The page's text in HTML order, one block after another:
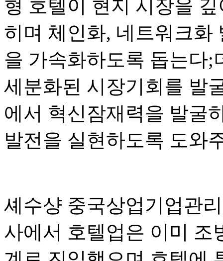
형 호텔이 현지 시장을
히며 체인화, 네트워크화
을 가속화하도록 돕는다;
세분화된 시장기회를 발
에서 혁신잠재력을 발굴
발전을 실현하도록 도와
셰수샹 중국상업기업관
사에서 호텔업은 이미 조